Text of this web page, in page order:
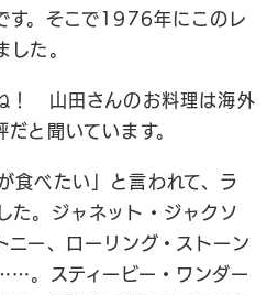
す。そこで1976年にこのレ
した。
！ 山田さんのお料理は海外
と聞いています。
食べたい」と言われて、ラ
た。ジャネット・ジャクソ
ニー、ローリング・ストーン
。スティービー・ワンダー